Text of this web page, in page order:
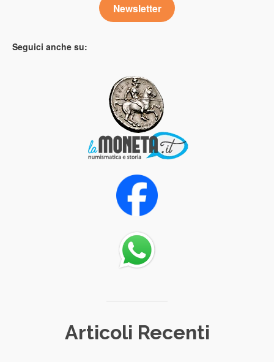
Newsletter
Seguici anche su:
Articoli Recenti